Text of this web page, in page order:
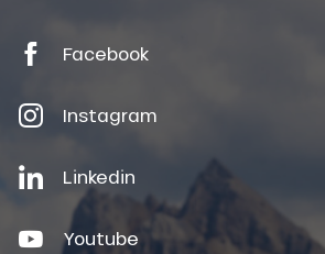
Facebook
Instagram
Linkedin
Youtube